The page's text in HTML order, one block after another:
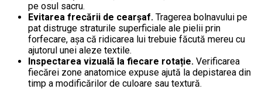
pe osul sacru.
Evitarea frecării de cearșaf. Tragerea bolnavului pe
pat distruge straturile superficiale ale pielii prin
forfecare, așa că ridicarea lui trebuie făcută mereu cu
ajutorul unei aleze textile.
Inspectarea vizuală la fiecare rotație. Verificarea
fiecărei zone anatomice expuse ajută la depistarea din
timp a modificărilor de culoare sau textură.